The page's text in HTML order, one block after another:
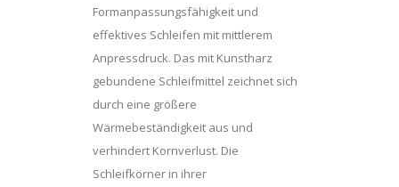
Formanpassungsfähigkeit und
effektives Schleifen mit mittlerem
Anpressdruck. Das mit Kunstharz
gebundene Schleifmittel zeichnet sich
durch eine größere
Wärmebeständigkeit aus und
verhindert Kornverlust. Die
Schleifkörner in ihrer